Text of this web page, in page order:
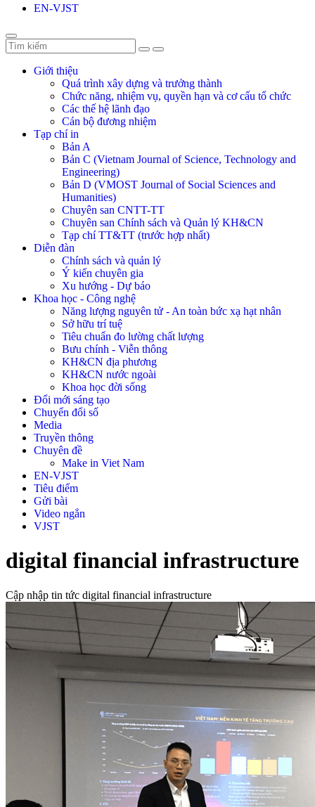
EN-VJST
Giới thiệu
Quá trình xây dựng và trưởng thành
Chức năng, nhiệm vụ, quyền hạn và cơ cấu tổ chức
Các thế hệ lãnh đạo
Cán bộ đương nhiệm
Tạp chí in
Bản A
Bản C (Vietnam Journal of Science, Technology and
Engineering)
Bản D (VMOST Journal of Social Sciences and
Humanities)
Chuyên san CNTT-TT
Chuyên san Chính sách và Quản lý KH&CN
Tạp chí TT&TT (trước hợp nhất)
Diễn đàn
Chính sách và quản lý
Ý kiến chuyên gia
Xu hướng - Dự báo
Khoa học - Công nghệ
Năng lượng nguyên tử - An toàn bức xạ hạt nhân
Sở hữu trí tuệ
Tiêu chuẩn đo lường chất lượng
Bưu chính - Viễn thông
KH&CN địa phương
KH&CN nước ngoài
Khoa học đời sống
Đổi mới sáng tạo
Chuyển đổi số
Media
Truyền thông
Chuyên đề
Make in Viet Nam
EN-VJST
Tiêu điểm
Gửi bài
Video ngắn
VJST
digital financial infrastructure
Cập nhập tin tức digital financial infrastructure